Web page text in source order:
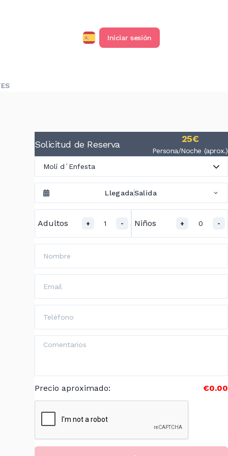
Iniciar sesión
Solicitud de Reserva 25€
Persona/Noche (aprox.)
Molí d´Enfesta
LlegadaSalida
Adultos + 1 - Niños + 0 -
Precio aproximado: €0.00